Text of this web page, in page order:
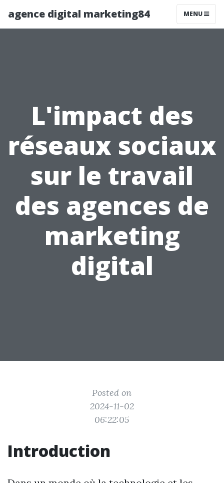
agence digital marketing84 MENU
L'impact des
réseaux sociaux
sur le travail
des agences de
marketing
digital
Posted on
2024-11-02
06:22:05
Introduction